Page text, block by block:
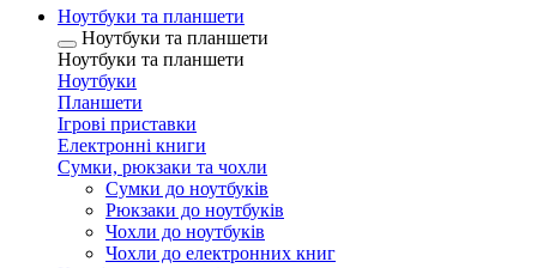
Ноутбуки та планшети
Ноутбуки та планшети
Ноутбуки та планшети
Ноутбуки
Планшети
Ігрові приставки
Електронні книги
Сумки, рюкзаки та чохли
Сумки до ноутбуків
Рюкзаки до ноутбуків
Чохли до ноутбуків
Чохли до електронних книг